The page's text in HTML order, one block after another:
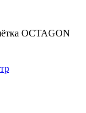
OCTAGON